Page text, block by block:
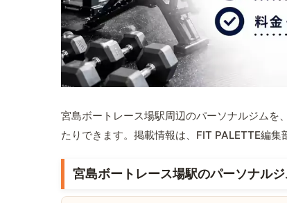
宮島ボートレース場駅周辺のパーソナルジムを
たりできます。掲載情報は、FIT PALETTE編集
宮島ボートレース場駅のパーソナル